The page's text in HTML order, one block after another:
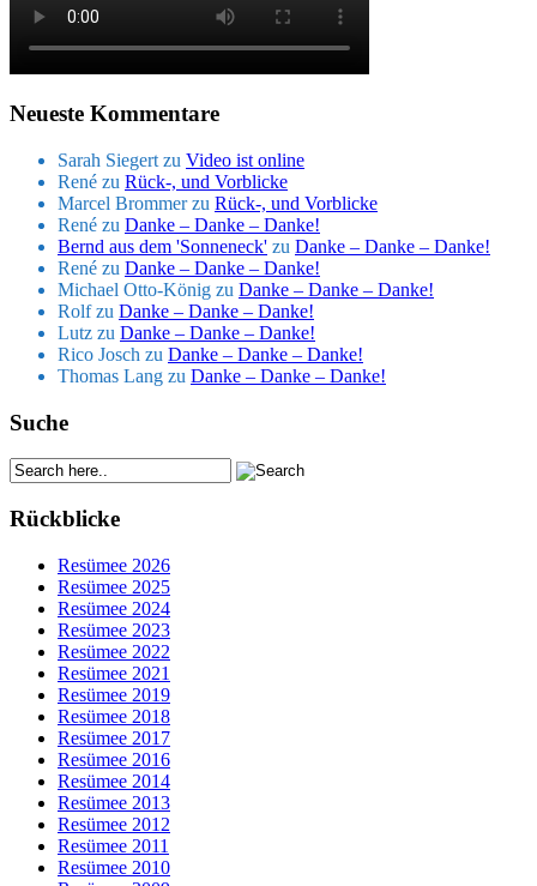
Neueste Kommentare
Sarah Siegert zu Video ist online
René zu Rück-, und Vorblicke
Marcel Brommerzu Rück-, und Vorblicke
René zu Danke – Danke – Danke!
Bernd aus dem 'Sonneneck' zu Danke – Danke – Danke!
René zu Danke – Danke – Danke!
Michael Otto-König zu Danke – Danke – Danke!
Rolfzu Danke – Danke – Danke!
Lutz zu Danke – Danke – Danke!
Rico Josch zu Danke – Danke – Danke!
Thomas Lang zu Danke – Danke – Danke!
Suche
Rückblicke
Resümee 2026
Resümee 2025
Resümee 2024
Resümee 2023
Resümee 2022
Resümee 2021
Resümee 2019
Resümee 2018
Resümee 2017
Resümee 2016
Resümee 2014
Resümee 2013
Resümee 2012
Resümee 2011
Resümee 2010